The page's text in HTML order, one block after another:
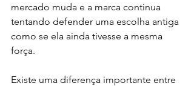
mercado muda e a marca continua
tentando defender uma escolha antiga
como se ela ainda tivesse a mesma
força.
Existe uma diferença importante entre